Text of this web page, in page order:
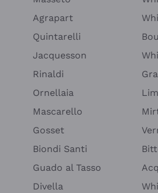
Agrapart
Quintarelli
Jacquesson
Rinaldi
Ornellaia
Mascarello
Gosset
Biondi Santi
Guado al Tasso
Divella